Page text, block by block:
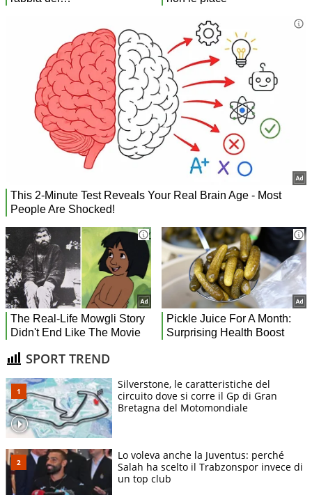
SPORT TREND
Silverstone, le caratteristiche del
circuito dove si corre il Gp di Gran
Bretagna del Motomondiale
Lo voleva anche la Juventus: perché
Salah ha scelto il Trabzonspor invece di
un top club